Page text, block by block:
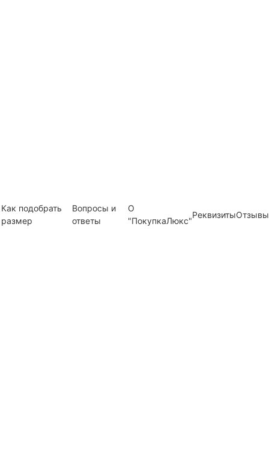
Как подобрать
размер
Вопросы и
ответы
О
"ПокупкаЛюкс"
РеквизитыОтзывы